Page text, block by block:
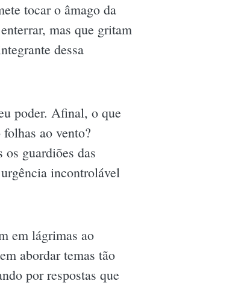
tocar o âmago da
mas que gritam
dessa
poder. Afinal, o que
ao vento?
guardiões das
incontrolável
em lágrimas ao
abordar temas tão
por respostas que